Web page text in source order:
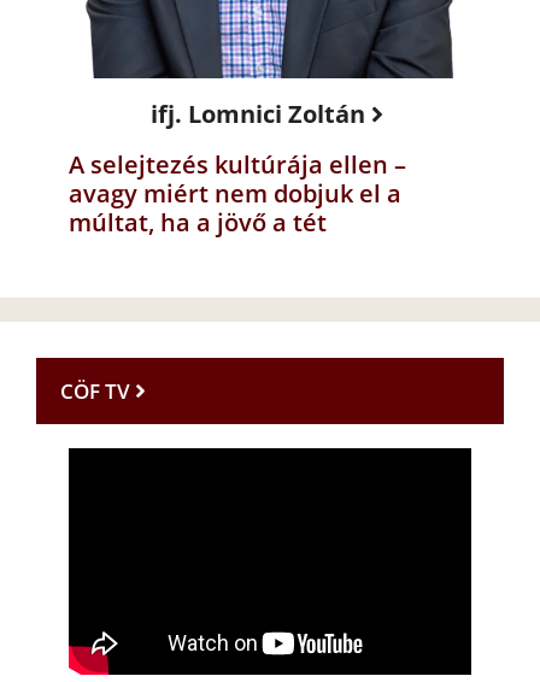
ifj. Lomnici Zoltán
A selejtezés kultúrája ellen –
avagy miért nem dobjuk el a
múltat, ha a jövő a tét
CÖF TV